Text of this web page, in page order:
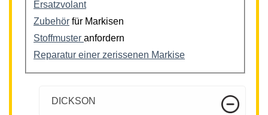
Ersatzvolant
Zubehör für Markisen
Stoffmuster anfordern
Reparatur einer zerissenen Markise
DICKSON